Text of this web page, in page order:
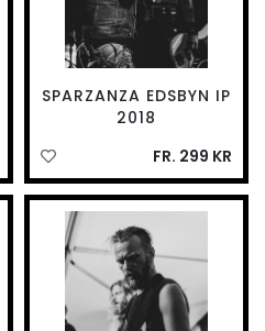
SPARZANZA EDSBYN IP
2018
FR. 299 KR